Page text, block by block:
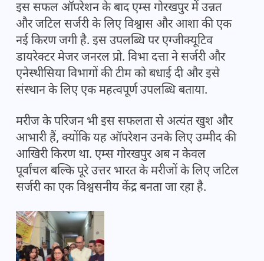
इस सफल ऑपरेशन के बाद एम्स गोरखपुर में उन्नत
और जटिल सर्जरी के लिए विश्वास और आशा की एक
नई किरण जगी है. इस उपलब्धि पर एग्जीक्यूटिव
डायरेक्टर मेजर जनरल प्रो. विभा दत्ता ने सर्जरी और
एनेस्थीसिया विभागों की टीम को बधाई दी और इसे
संस्थान के लिए एक महत्वपूर्ण उपलब्धि बताया.
मरीज के परिजन भी इस सफलता से अत्यंत खुश और
आभारी हैं, क्योंकि यह ऑपरेशन उनके लिए उम्मीद की
आखिरी किरण था. एम्स गोरखपुर अब न केवल
पूर्वांचल बल्कि पूरे उत्तर भारत के मरीजों के लिए जटिल
सर्जरी का एक विश्वसनीय केंद्र बनता जा रहा है.